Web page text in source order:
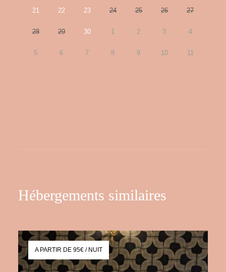
21 22 23 24 25 26 27
28 29 30 1 2 3 4
5 6 7 8 9 10 11
Hébergements similaires
A PARTIR DE 95€ / NUIT